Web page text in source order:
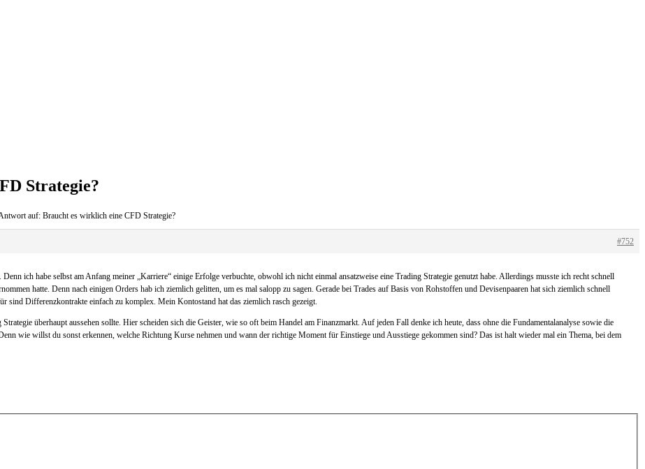
Strategie?
auf: Braucht es wirklich eine CFD Strategie?
#752
ich habe selbst am Anfang meiner „Karriere“ einige Erfolge verbuchte, obwohl ich nicht einmal ansatzweise eine Trading Strategie genutzt habe. Allerdings musste ich recht schnell
hatte. Denn nach einigen Orders hab ich ziemlich gelitten, um es mal salopp zu sagen. Gerade bei Trades auf Basis von Rohstoffen und Devisenpaaren hat sich ziemlich schnell
sind Differenzkontrakte einfach zu komplex. Mein Kontostand hat das ziemlich rasch gezeigt.
überhaupt aussehen sollte. Hier scheiden sich die Geister, wie so oft beim Handel am Finanzmarkt. Auf jeden Fall denke ich heute, dass ohne die Fundamentalanalyse sowie die
wie willst du sonst erkennen, welche Richtung Kurse nehmen und wann der richtige Moment für Einstiege und Ausstiege gekommen sind? Das ist halt wieder mal ein Thema, bei dem